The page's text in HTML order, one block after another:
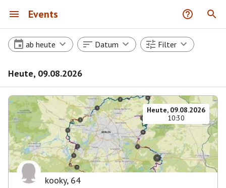
Events
ab heute Datum Filter
Heute, 09.08.2026
Heute, 09.08.2026
10:30
kooky, 64